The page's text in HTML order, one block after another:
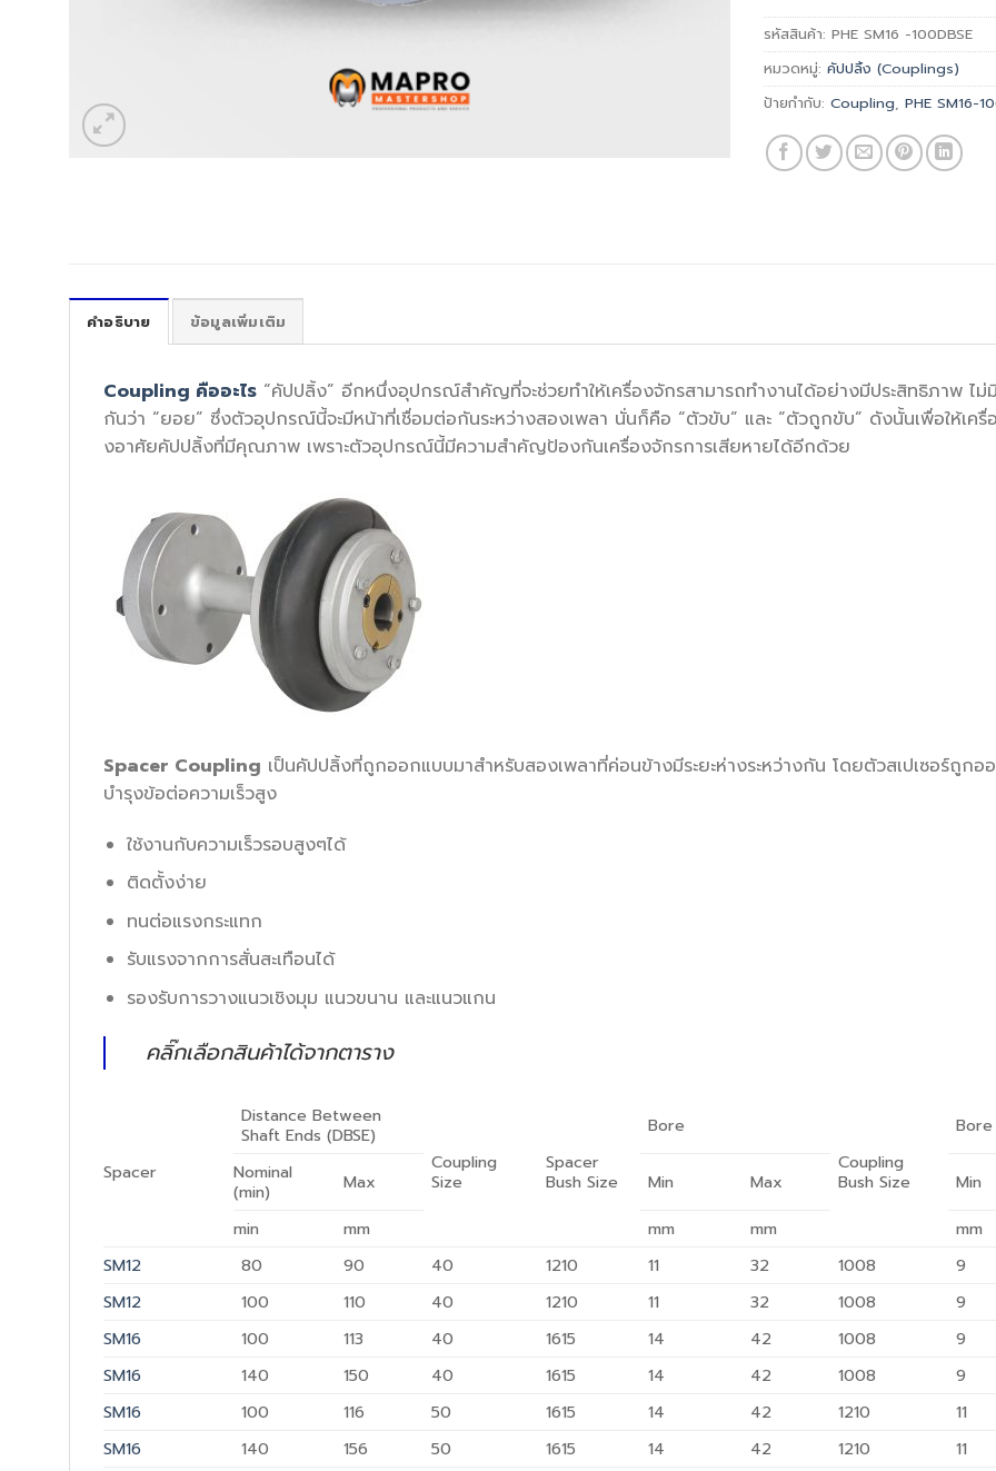
รหัสสินค้า: PHE SM16 -100DBSE
หมวดหมู่: คัปปลิ้ง (Couplings)
ป้ายกำกับ: Coupling, PHE SM16-
คำอธิบาย ข้อมูลเพิ่มเติม
Coupling คืออะไร “คัปปลิ้ง” อีกหนึ่งอุปกรณ์สำคัญที่จะช่วยทำให้เครื่องจักรสามารถทำงานได้อย่างมีประสิทธิภาพ ไม่มี
กันว่า “ยอย” ซึ่งตัวอุปกรณ์นี้จะมีหน้าที่เชื่อมต่อกันระหว่างสองเพลา นั่นก็คือ “ตัวขับ” และ “ตัวถูกขับ” ดังนั้นเพื่อให้เค
งอาศัยคัปปลิ้งที่มีคุณภาพ เพราะตัวอุปกรณ์นี้มีความสำคัญป้องกันเครื่องจักรการเสียหายได้อีกด้วย
Spacer Coupling เป็นคัปปลิ้งที่ถูกออกแบบมาสำหรับสองเพลาที่ค่อนข้างมีระยะห่างระหว่างกัน โดยตัวสเปเซอร์ถูก
บำรุงข้อต่อความเร็วสูง
ใช้งานกับความเร็วรอบสูงๆได้
ติดตั้งง่าย
ทนต่อแรงกระแทก
รับแรงจากการสั่นสะเทือนได้
รองรับการวางแนวเชิงมุม แนวขนาน และแนวแกน
คลิ๊กเลือกสินค้าได้จากตาราง
Spacer
Distance Between
Shaft Ends (DBSE)
Coupling
Size
Spacer
Bush Size
Bore
Coupling
Bush Size
Bore
Nominal
(min)
Max Min Max Min
min
mm mm mm mm
SM12
80 90 40 1210 11 32 1008 9
SM12
100 110 40 1210 11 32 1008 9
SM16
100 113 40 1615 14 42 1008 9
SM16
140 150 40 1615 14 42 1008 9
SM16
100 116 50 1615 14 42 1210 11
SM16
140 156 50 1615 14 42 1210 11